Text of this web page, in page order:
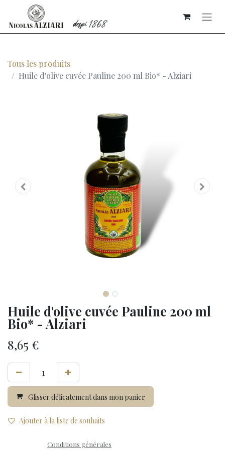
Tous les produits
Huile d'olive cuvée Pauline 200 ml Bio* - Alziari
Huile d'olive cuvée Pauline 200 ml
Bio* - Alziari
8,65 €
Glisser délicatement dans mon panier
Ajouter à la liste de souhaits
Conditions générales